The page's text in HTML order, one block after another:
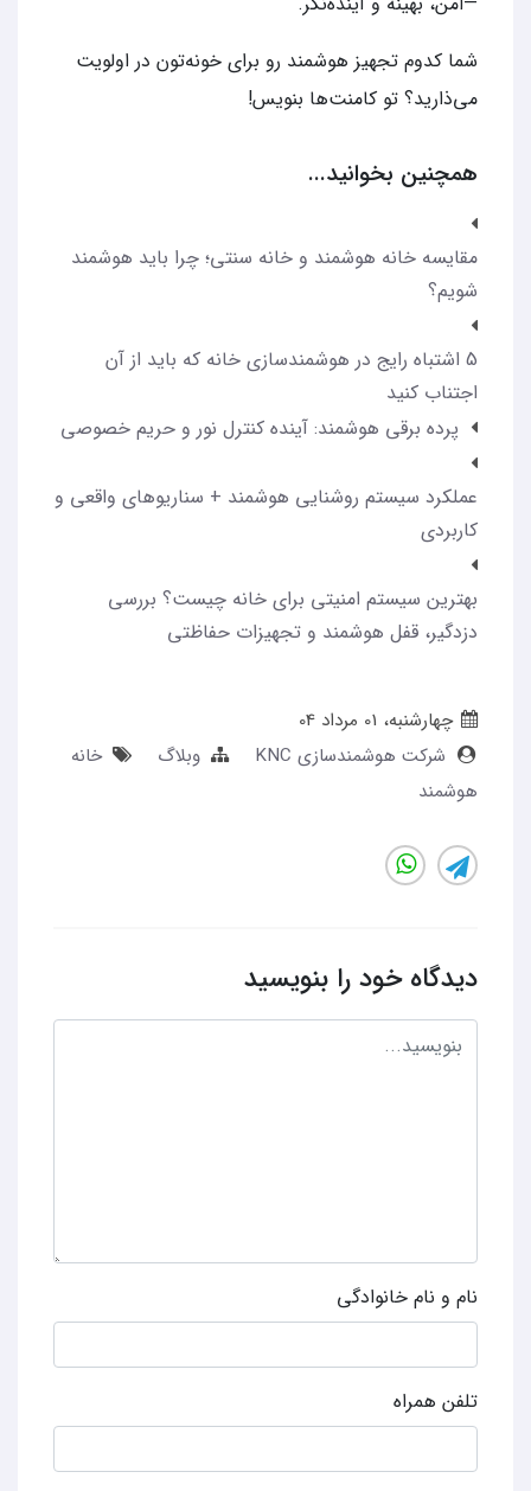
شما کدوم تجهیز هوشمند رو برای خونه‌تون در اولویت
می‌ذارید؟ تو کامنت‌ها بنویس!
همچنین بخوانید...
مقایسه خانه هوشمند و خانه سنتی؛ چرا باید هوشمند
شویم؟
5 اشتباه رایج در هوشمندسازی خانه که باید از آن
اجتناب کنید
پرده برقی هوشمند: آینده کنترل نور و حریم خصوصی
عملکرد سیستم روشنایی هوشمند + سناریوهای واقعی و
کاربردی
بهترین سیستم امنیتی برای خانه چیست؟ بررسی
دزدگیر، قفل هوشمند و تجهیزات حفاظتی
چهارشنبه، 01 مرداد 04
شرکت هوشمندسازی KNC
وبلاگ
خانه
هوشمند
دیدگاه خود را بنویسید
نام و نام خانوادگی
تلفن همراه